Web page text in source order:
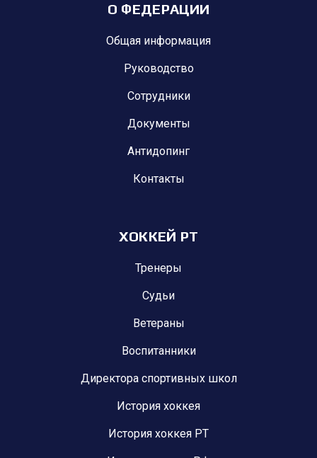
О ФЕДЕРАЦИИ
Общая информация
Руководство
Сотрудники
Документы
Антидопинг
Контакты
ХОККЕЙ РТ
Тренеры
Судьи
Ветераны
Воспитанники
Директора спортивных школ
История хоккея
История хоккея РТ